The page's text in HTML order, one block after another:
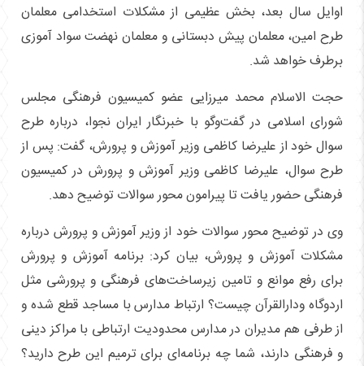
اوایل سال بعد، بخش عظیمی از مشکلات استخدامی معلمان
طرح امین، معلمان پیش دبستانی و معلمان نهضت سواد آموزی
برطرف خواهد شد.
حجت الاسلام محمد میرزایی عضو کمیسیون فرهنگی مجلس
شورای اسلامی در گفت‌وگو با خبرنگار ایران نجوا، درباره طرح
سوال خود از علیرضا کاظمی وزیر آموزش و پرورش، گفت: پس از
طرح سوال، علیرضا کاظمی وزیر آموزش و پرورش در کمیسیون
فرهنگی حضور یافت تا پیرامون محور سوالات توضیح دهد.
وی در توضیح محور سوالات خود از وزیر آموزش و پرورش درباره
مشکلات آموزش و پرورش، بیان کرد: برنامه آموزش و پرورش
برای رفع موانع و تامین زیرساخت‌های فرهنگی و پرورشی مثل
اردوگاه ودارالقرآن چیست؟ ارتباط مدارس با مساجد قطع شده و
از طرفی هم مدیران در مدارس محدودیت ارتباطی با مراکز دینی
و فرهنگی دارند، شما چه برنامه‌ای برای ترمیم این طرح دارید؟